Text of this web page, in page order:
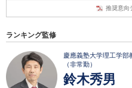
推奨意向
ランキング監修
慶應義塾大学理工学部
（非常勤）
鈴木秀男